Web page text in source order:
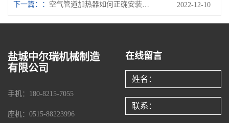
下一篇： 2022-12-10
盐城中尔瑞机械制造
有限公司
手机：180-8215-7055
座机：0515-88223996
在线留言